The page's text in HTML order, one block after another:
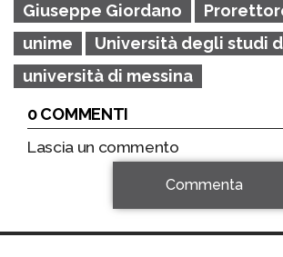
Giuseppe Giordano
unime
Università degli studi
università di messina
0 COMMENTI
Lascia un commento
Commenta